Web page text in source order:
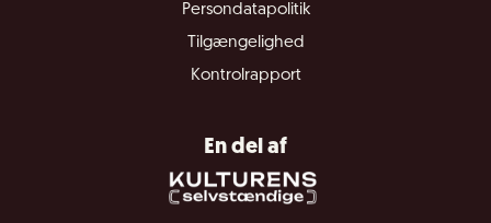
Persondatapolitik
Tilgængelighed
Kontrolrapport
En del af